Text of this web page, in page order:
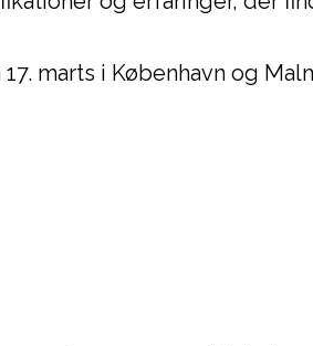
marts i København og